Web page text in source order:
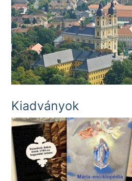
Kiadványok